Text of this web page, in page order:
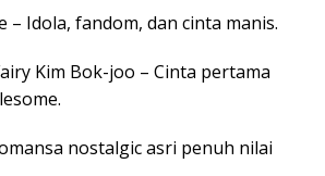
– Idola, fandom, dan cinta manis.
Kim Bok-joo – Cinta pertama
nostalgic asri penuh nilai